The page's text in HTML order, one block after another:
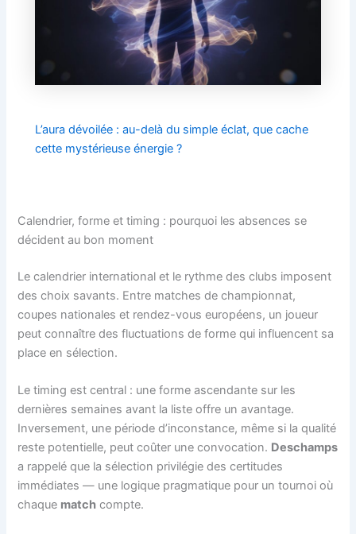
L’aura dévoilée : au-delà du simple éclat, que cache
cette mystérieuse énergie ?
Calendrier, forme et timing : pourquoi les absences se
décident au bon moment
Le calendrier international et le rythme des clubs imposent
des choix savants. Entre matches de championnat,
coupes nationales et rendez-vous européens, un joueur
peut connaître des fluctuations de forme qui influencent sa
place en sélection.
Le timing est central : une forme ascendante sur les
dernières semaines avant la liste offre un avantage.
Inversement, une période d’inconstance, même si la qualité
reste potentielle, peut coûter une convocation. Deschamps
a rappelé que la sélection privilégie des certitudes
immédiates — une logique pragmatique pour un tournoi où
chaque match compte.